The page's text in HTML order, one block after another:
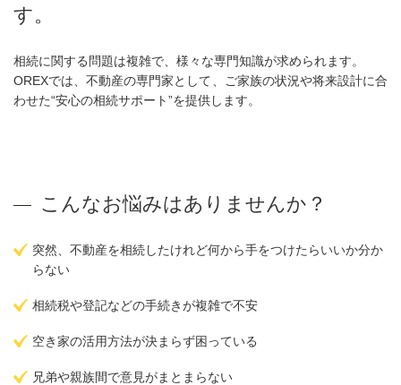
す。
相続に関する問題は複雑で、様々な専門知識が求められます。
OREXでは、不動産の専門家として、ご家族の状況や将来設計に合
わせた“安心の相続サポート”を提供します。
こんなお悩みはありませんか？
突然、不動産を相続したけれど何から手をつけたらいいか分か
らない
相続税や登記などの手続きが複雑で不安
空き家の活用方法が決まらず困っている
兄弟や親族間で意見がまとまらない